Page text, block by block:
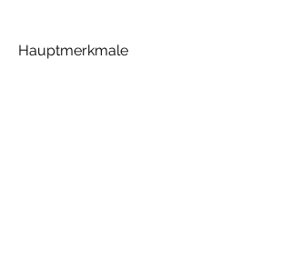
Hauptmerkmale